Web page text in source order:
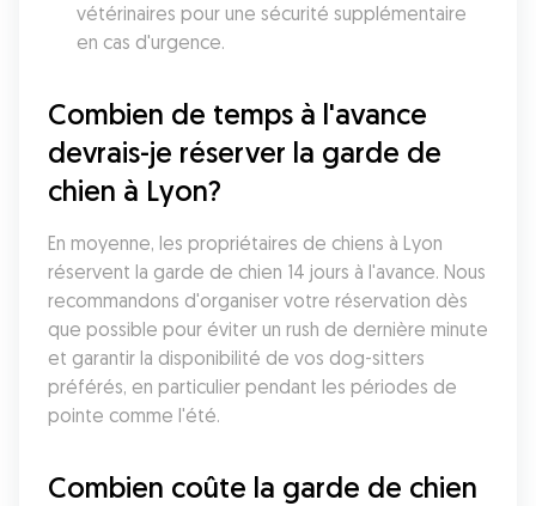
vétérinaires pour une sécurité supplémentaire
en cas d'urgence.
Combien de temps à l'avance
devrais-je réserver la garde de
chien à Lyon?
En moyenne, les propriétaires de chiens à Lyon
réservent la garde de chien 14 jours à l'avance. Nous
recommandons d'organiser votre réservation dès
que possible pour éviter un rush de dernière minute
et garantir la disponibilité de vos dog-sitters
préférés, en particulier pendant les périodes de
pointe comme l'été.
Combien coûte la garde de chien